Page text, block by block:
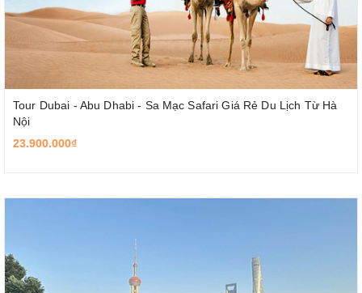
Tour Dubai - Abu Dhabi - Sa Mạc Safari Giá Rẻ Du Lịch Từ Hà
Nội
23.900.000₫